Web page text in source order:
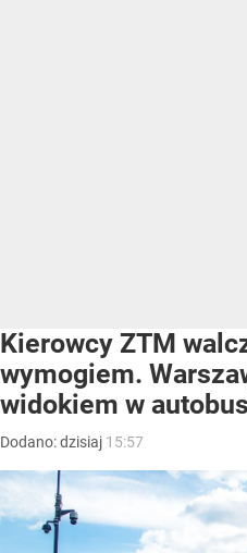
Kierowcy ZTM
wymogiem.
widokiem w
Dodano:dzisiaj 15:57